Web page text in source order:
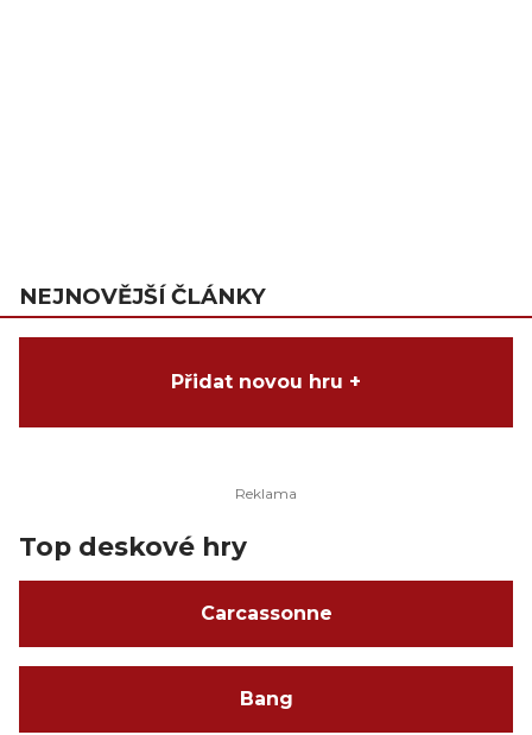
NEJNOVĚJŠÍ ČLÁNKY
Přidat novou hru +
Top deskové hry
Carcassonne
Bang